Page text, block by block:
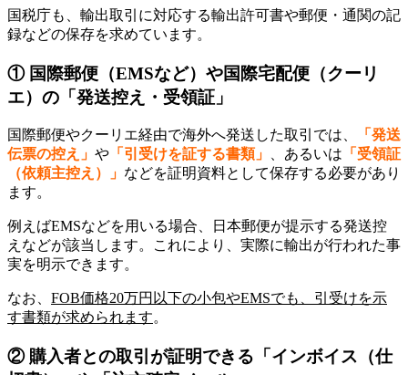
​国税庁も、輸出取引に対応する輸出許可書や郵便・通関の記
録などの保存を求めています。
① 国際郵便（EMSなど）や国際宅配便（クーリ
エ）の「発送控え・受領証」
国際郵便やクーリエ経由で海外へ発送した取引では、
「発送
伝票の控え」 や 「引受けを証する書類」 、あるいは 「受領証
（依頼主控え）」 などを証明資料として保存する必要があり
ます。
​例えばEMSなどを用いる場合、日本郵便が提示する発送控
えなどが該当します。これにより、実際に輸出が行われた事
実を明示できます。
なお、 FOB価格20万円以下の小包やEMSでも、引受けを示
す書類が求められます。
② 購入者との取引が証明できる「インボイス（仕